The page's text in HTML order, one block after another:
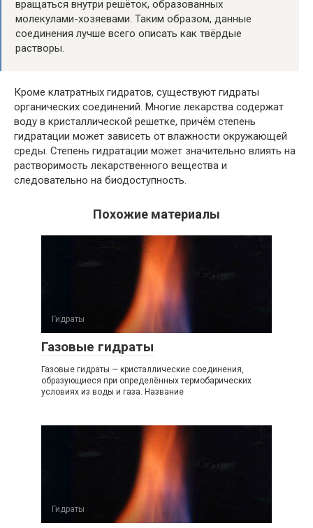
вращаться внутри решёток, образованных
молекулами-хозяевами. Таким образом, данные
соединения лучше всего описать как твёрдые
растворы.
Кроме клатратных гидратов, существуют гидраты
органических соединений. Многие лекарства содержат
воду в кристаллической решетке, причём степень
гидратации может зависеть от влажности окружающей
среды. Степень гидратации может значительно влиять на
растворимость лекарственного вещества и
следовательно на биодоступность.
Похожие материалы
Гидраты
Газовые гидраты
Газовые гидраты — кристаллические соединения,
образующиеся при определённых термобарических
условиях из воды и газа. Название
Гидраты